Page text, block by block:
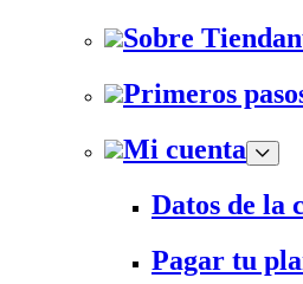
Sobre
Primeros
Mi cuenta
Datos de la
Pagar tu